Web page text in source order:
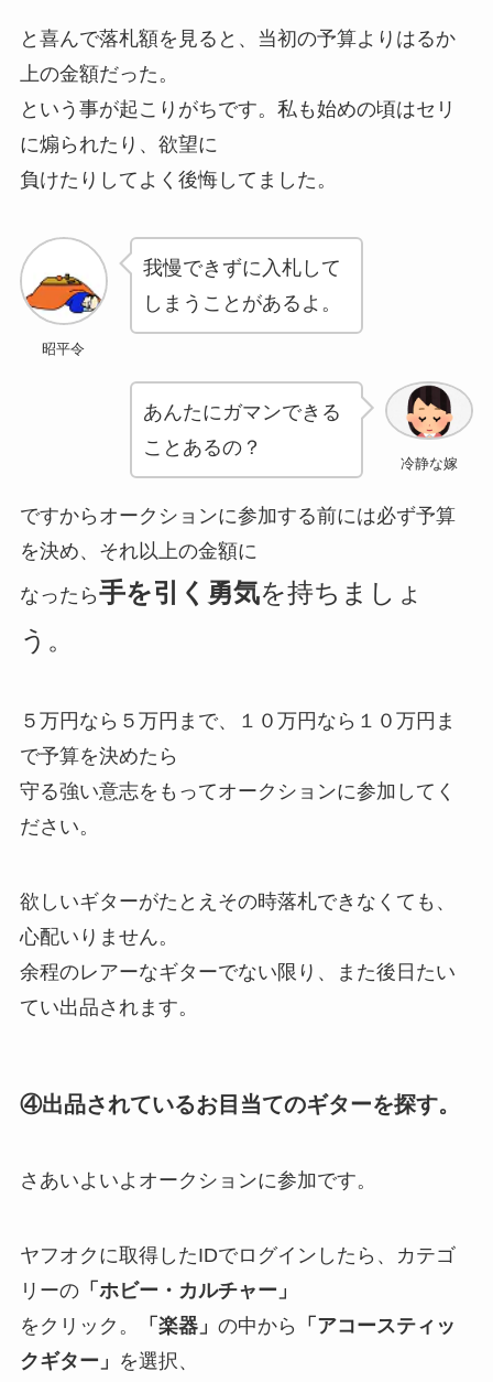
と喜んで落札額を見ると、当初の予算よりはるか
上の金額だった。
という事が起こりがちです。私も始めの頃はセリ
に煽られたり、欲望に
負けたりしてよく後悔してました。
昭平令
我慢できずに入札して
しまうことがあるよ。
冷静な嫁
あんたにガマンできる
ことあるの？
ですからオークションに参加する前には必ず予算
を決め、それ以上の金額に
なったら手を引く勇気を持ちましょ
う。
５万円なら５万円まで、１０万円なら１０万円ま
で予算を決めたら
守る強い意志をもってオークションに参加してく
ださい。
欲しいギターがたとえその時落札できなくても、
心配いりません。
余程のレアーなギターでない限り、また後日たい
てい出品されます。
④出品されているお目当てのギターを探す。
さあいよいよオークションに参加です。
ヤフオクに取得したIDでログインしたら、カテゴ
リーの「ホビー・カルチャー」
をクリック。
「楽器」 の中から
「アコースティッ
クギター」 を選択、